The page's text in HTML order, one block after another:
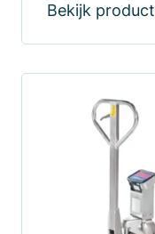
Bekijk product